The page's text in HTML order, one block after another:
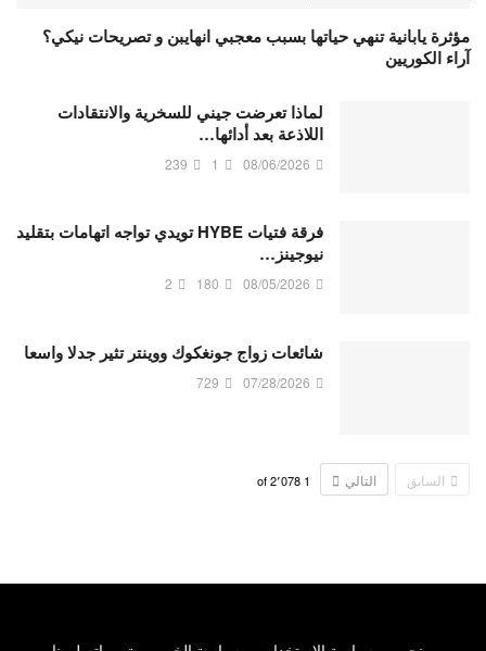
مؤثرة يابانية تنهي حياتها بسبب معجبي انهايبن و تصريحات نيكي؟
آراء الكوريين
لماذا تعرضت جيني للسخرية والانتقادات
اللاذعة بعد أدائها…
08/06/2026
1
239
فرقة فتيات HYBE تويدي تواجه اتهامات بتقليد
نيوجينز…
08/05/2026
180
2
شائعات زواج جونغكوك ووينتر تثير جدلا واسعا
07/28/2026
729
السابق التالي 1 2٬078